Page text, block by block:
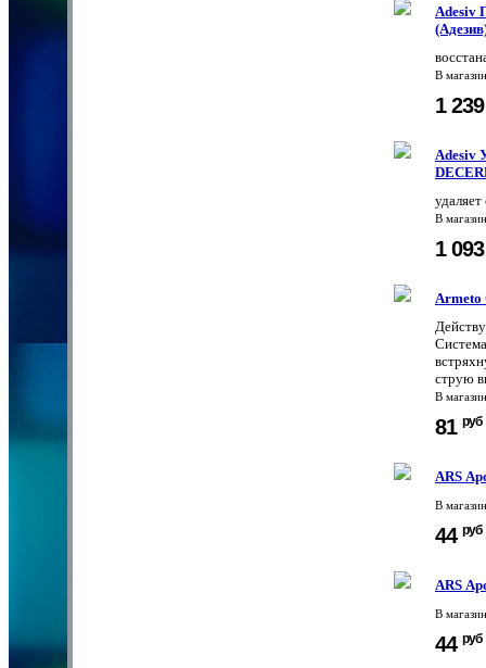
Adesiv
В
1
Adesiv
В
1
Armeto
струю
В
81 руб
ARS
В
44 руб
ARS
В
44 руб